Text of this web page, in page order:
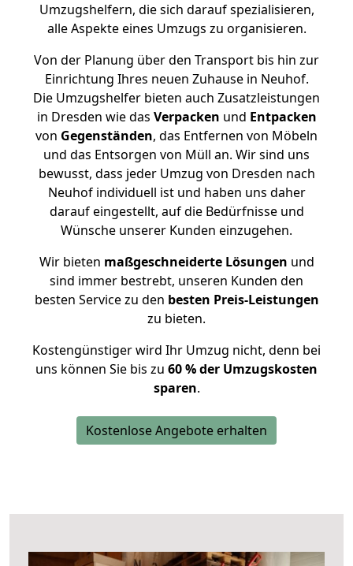
Umzugshelfern, die sich darauf spezialisieren,
alle Aspekte eines Umzugs zu organisieren.
Von der Planung über den Transport bis hin zur
Einrichtung Ihres neuen Zuhause in Neuhof.
Die Umzugshelfer bieten auch Zusatzleistungen
in Dresden wie das Verpacken und Entpacken
von Gegenständen, das Entfernen von Möbeln
und das Entsorgen von Müll an. Wir sind uns
bewusst, dass jeder Umzug von Dresden nach
Neuhof individuell ist und haben uns daher
darauf eingestellt, auf die Bedürfnisse und
Wünsche unserer Kunden einzugehen.
Wir bieten maßgeschneiderte Lösungen und
sind immer bestrebt, unseren Kunden den
besten Service zu den besten Preis-Leistungen
zu bieten.
Kostengünstiger wird Ihr Umzug nicht, denn bei
uns können Sie bis zu 60 % der Umzugskosten
sparen.
Kostenlose Angebote erhalten